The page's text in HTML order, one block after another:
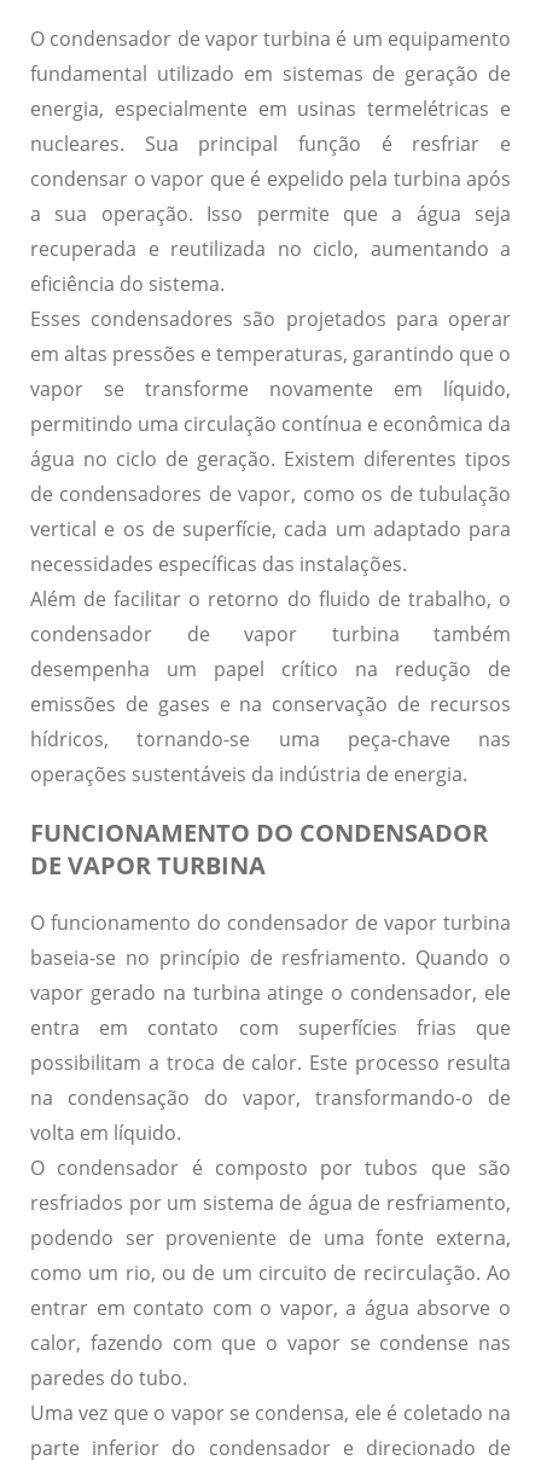
O condensador de vapor turbina é um equipamento
fundamental utilizado em sistemas de geração de
energia, especialmente em usinas termelétricas e
nucleares. Sua principal função é resfriar e
condensar o vapor que é expelido pela turbina após
a sua operação. Isso permite que a água seja
recuperada e reutilizada no ciclo, aumentando a
eficiência do sistema.
Esses condensadores são projetados para operar
em altas pressões e temperaturas, garantindo que o
vapor se transforme novamente em líquido,
permitindo uma circulação contínua e econômica da
água no ciclo de geração. Existem diferentes tipos
de condensadores de vapor, como os de tubulação
vertical e os de superfície, cada um adaptado para
necessidades específicas das instalações.
Além de facilitar o retorno do fluido de trabalho, o
condensador de vapor turbina também
desempenha um papel crítico na redução de
emissões de gases e na conservação de recursos
hídricos, tornando-se uma peça-chave nas
operações sustentáveis da indústria de energia.
FUNCIONAMENTO DO CONDENSADOR
DE VAPOR TURBINA
O funcionamento do condensador de vapor turbina
baseia-se no princípio de resfriamento. Quando o
vapor gerado na turbina atinge o condensador, ele
entra em contato com superfícies frias que
possibilitam a troca de calor. Este processo resulta
na condensação do vapor, transformando-o de
volta em líquido.
O condensador é composto por tubos que são
resfriados por um sistema de água de resfriamento,
podendo ser proveniente de uma fonte externa,
como um rio, ou de um circuito de recirculação. Ao
entrar em contato com o vapor, a água absorve o
calor, fazendo com que o vapor se condense nas
paredes do tubo.
Uma vez que o vapor se condensa, ele é coletado na
parte inferior do condensador e direcionado de